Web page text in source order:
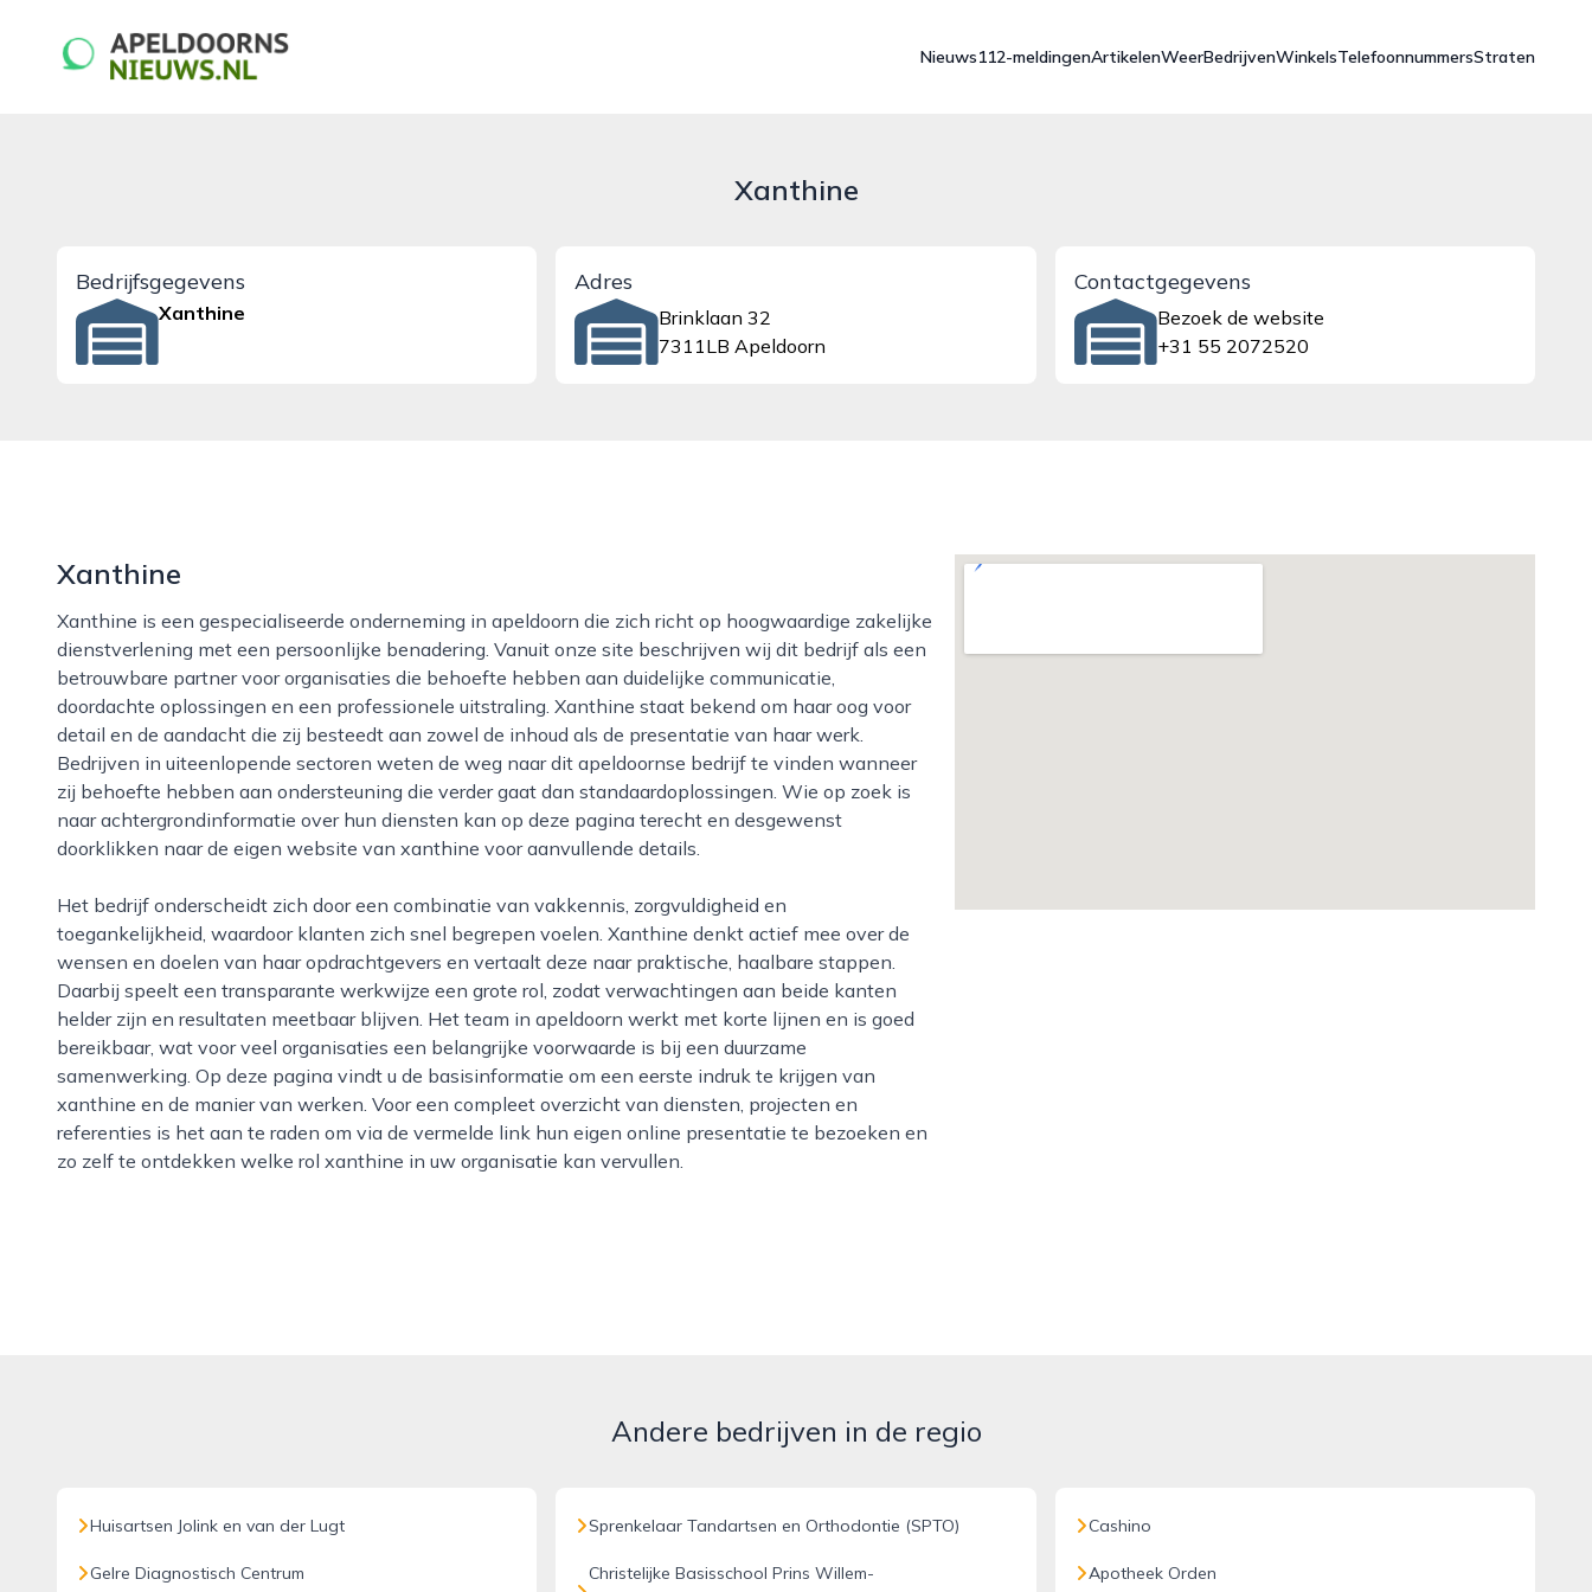
apeldoornsnieuws.nl
Nieuws112-meldingenArtikelenWeerBedrijvenWinkelsTelefoonnummersStraten
Xanthine
Bedrijfsgegevens
Xanthine
Adres
Brinklaan 32
7311LB Apeldoorn
Contactgegevens
Bezoek de website
+31 55 2072520
Xanthine
Xanthine is een gespecialiseerde onderneming in apeldoorn die zich richt op hoogwaardige zakelijke
dienstverlening met een persoonlijke benadering. Vanuit onze site beschrijven wij dit bedrijf als een
betrouwbare partner voor organisaties die behoefte hebben aan duidelijke communicatie,
doordachte oplossingen en een professionele uitstraling. Xanthine staat bekend om haar oog voor
detail en de aandacht die zij besteedt aan zowel de inhoud als de presentatie van haar werk.
Bedrijven in uiteenlopende sectoren weten de weg naar dit apeldoornse bedrijf te vinden wanneer
zij behoefte hebben aan ondersteuning die verder gaat dan standaardoplossingen. Wie op zoek is
naar achtergrondinformatie over hun diensten kan op deze pagina terecht en desgewenst
doorklikken naar de eigen website van xanthine voor aanvullende details.
Het bedrijf onderscheidt zich door een combinatie van vakkennis, zorgvuldigheid en
toegankelijkheid, waardoor klanten zich snel begrepen voelen. Xanthine denkt actief mee over de
wensen en doelen van haar opdrachtgevers en vertaalt deze naar praktische, haalbare stappen.
Daarbij speelt een transparante werkwijze een grote rol, zodat verwachtingen aan beide kanten
helder zijn en resultaten meetbaar blijven. Het team in apeldoorn werkt met korte lijnen en is goed
bereikbaar, wat voor veel organisaties een belangrijke voorwaarde is bij een duurzame
samenwerking. Op deze pagina vindt u de basisinformatie om een eerste indruk te krijgen van
xanthine en de manier van werken. Voor een compleet overzicht van diensten, projecten en
referenties is het aan te raden om via de vermelde link hun eigen online presentatie te bezoeken en
zo zelf te ontdekken welke rol xanthine in uw organisatie kan vervullen.
Andere bedrijven in de regio
Huisartsen Jolink en van der Lugt
Gelre Diagnostisch Centrum
Sprenkelaar Tandartsen en Orthodontie (SPTO)
Christelijke Basisschool Prins Willem-
Cashino
Apotheek Orden